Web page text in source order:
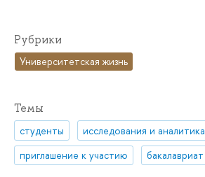
Рубрики
Университетская жизнь
Темы
студенты
исследования и аналитика
приглашение к участию
бакалавриат